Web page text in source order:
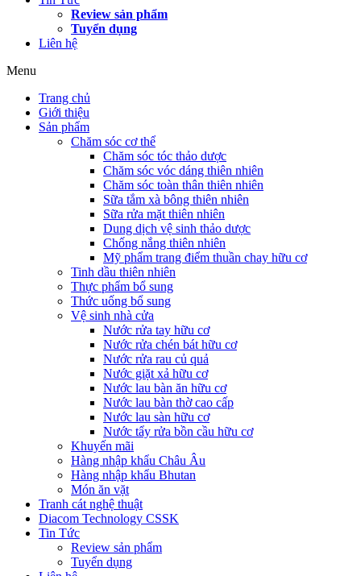
Review sản phẩm
Tuyển dụng
Liên hệ
Menu
Trang chủ
Giới thiệu
Sản phẩm
Chăm sóc cơ thể
Chăm sóc tóc thảo dược
Chăm sóc vóc dáng thiên nhiên
Chăm sóc toàn thân thiên nhiên
Sữa tắm xà bông thiên nhiên
Sữa rửa mặt thiên nhiên
Dung dịch vệ sinh thảo dược
Chống nắng thiên nhiên
Mỹ phẩm trang điểm thuần chay hữu cơ
Tinh dầu thiên nhiên
Thực phẩm bổ sung
Thức uống bổ sung
Vệ sinh nhà cửa
Nước rửa tay hữu cơ
Nước rửa chén bát hữu cơ
Nước rửa rau củ quả
Nước giặt xả hữu cơ
Nước lau bàn ăn hữu cơ
Nước lau bàn thờ cao cấp
Nước lau sàn hữu cơ
Nước tẩy rửa bồn cầu hữu cơ
Khuyến mãi
Hàng nhập khẩu Châu Âu
Hàng nhập khẩu Bhutan
Món ăn vặt
Tranh cát nghệ thuật
Diacom Technology CSSK
Tin Tức
Review sản phẩm
Tuyển dụng